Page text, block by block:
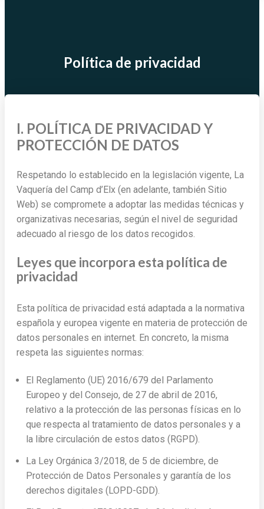
Política de privacidad
I. POLÍTICA DE PRIVACIDAD Y
PROTECCIÓN DE DATOS
Respetando lo establecido en la legislación vigente, La
Vaquería del Camp d’Elx (en adelante, también Sitio
Web) se compromete a adoptar las medidas técnicas y
organizativas necesarias, según el nivel de seguridad
adecuado al riesgo de los datos recogidos.
Leyes que incorpora esta política de
privacidad
Esta política de privacidad está adaptada a la normativa
española y europea vigente en materia de protección de
datos personales en internet. En concreto, la misma
respeta las siguientes normas:
El Reglamento (UE) 2016/679 del Parlamento
Europeo y del Consejo, de 27 de abril de 2016,
relativo a la protección de las personas físicas en lo
que respecta al tratamiento de datos personales y a
la libre circulación de estos datos (RGPD).
La Ley Orgánica 3/2018, de 5 de diciembre, de
Protección de Datos Personales y garantía de los
derechos digitales (LOPD-GDD).